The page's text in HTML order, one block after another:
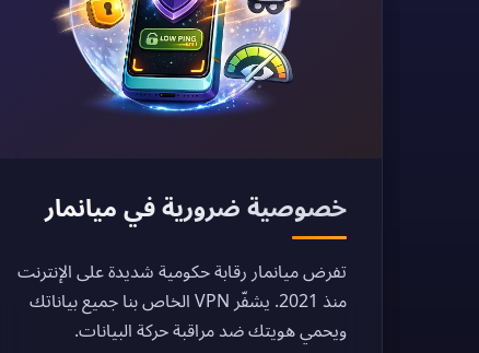
خصوصية ضرورية في ميانمار
تفرض ميانمار رقابة حكومية شديدة على الإنترنت
منذ 2021. يشفّر VPN الخاص بنا جميع بياناتك
ويحمي هويتك ضد مراقبة حركة البيانات.